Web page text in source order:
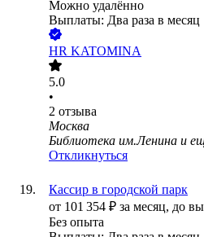
Можно удалённо
Выплаты: Два раза в месяц
HR KATOMINA
5.0
•
2 отзыва
Москва
Библиотека им.Ленина и
Откликнуться
Кассир в городской парк
от 101 354 ₽ за месяц, до
Без опыта